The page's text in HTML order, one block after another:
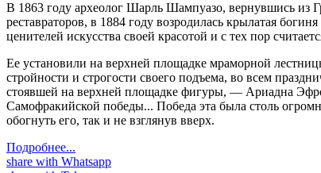
В 1863 году археолог Шарль Шампуазо, вернувшись из
реставраторов, в 1884 году возродилась крылатая
ценителей искусства своей красотой и с тех пор
Ее установили на верхней площадке мраморной
стройности и строгости своего подъема, во всем
стоявшей на верхней площадке фигуры, — Ариадна
Самофракийской победы... Победа эта была столь
обогнуть его, так и не взглянув вверх.
Подробнее...
share with Whatsapp